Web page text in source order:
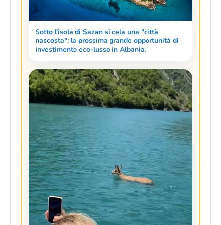
Sotto l'isola di Sazan si cela una "città
nascosta": la prossima grande opportunità di
investimento eco-lusso in Albania.